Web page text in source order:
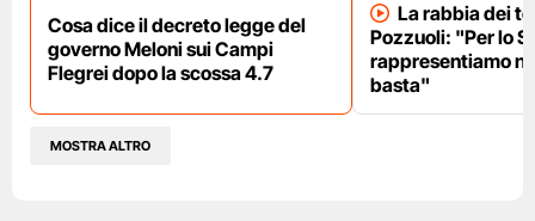
Cosa dice il decreto legge del
governo Meloni sui Campi
Flegrei dopo la scossa 4.7
La rabbia dei
Pozzuoli: "Per lo
rappresentiamo
basta"
MOSTRA ALTRO